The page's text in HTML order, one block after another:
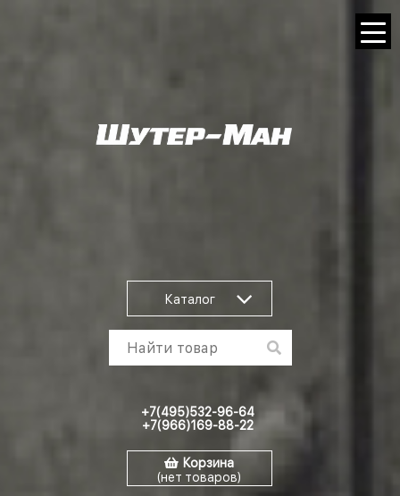
Каталог
+7(495)532-96-64
+7(966)169-88-22
Корзина
(нет товаров)